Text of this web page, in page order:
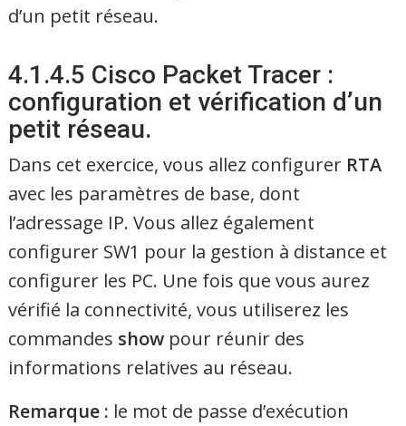
d’un petit réseau.
4.1.4.5 Cisco Packet Tracer :
configuration et vérification d’un
petit réseau.
Dans cet exercice, vous allez configurer RTA
avec les paramètres de base, dont
l’adressage IP. Vous allez également
configurer SW1 pour la gestion à distance et
configurer les PC. Une fois que vous aurez
vérifié la connectivité, vous utiliserez les
commandes show pour réunir des
informations relatives au réseau.
Remarque : le mot de passe d’exécution